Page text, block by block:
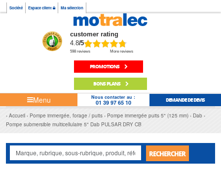
Société Espace client Ma sélection
customer rating
4.8/5
598 reviews More reviews
PROMOTIONS
BONS PLANS
Menu Nous contacter au :
01 39 97 65 10 DEMANDE DE DEVIS
Accueil Pompe immergée, forage / puits Pompe immergée puits 5" (125 mm)
Dab
Pompe submersible multicellulaire 5" Dab PULSAR DRY CB
RECHERCHER